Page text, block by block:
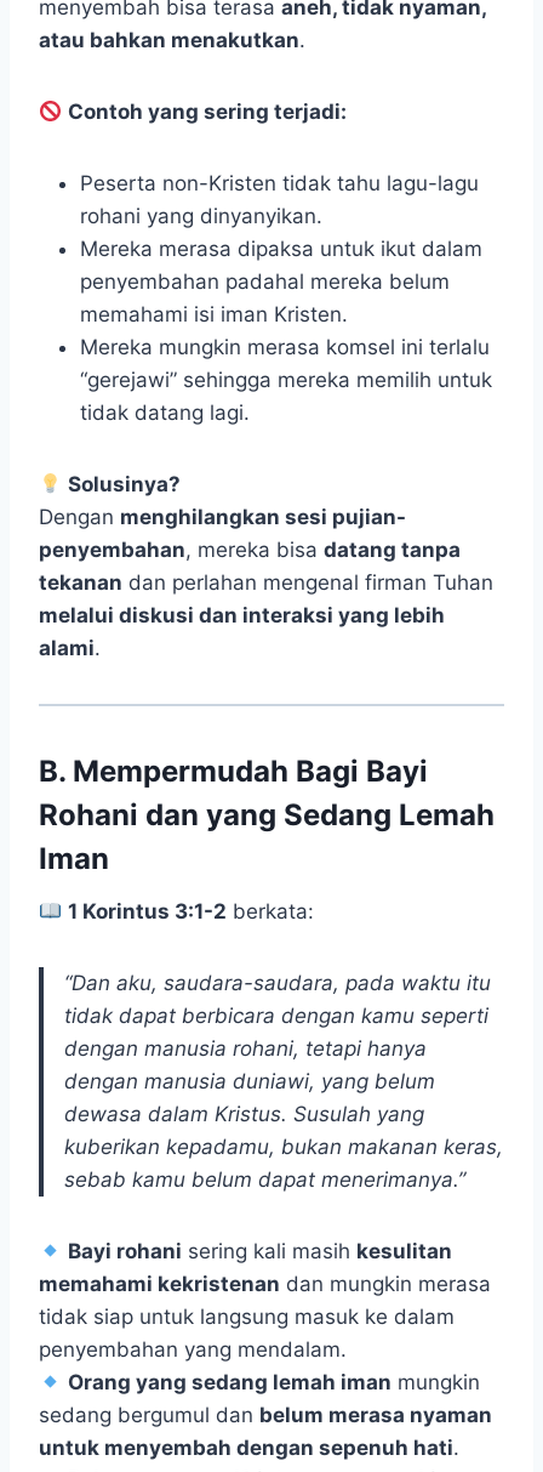
menyembah bisa terasa aneh, tidak nyaman,
atau bahkan menakutkan.
Contoh yang sering terjadi:
Peserta non-Kristen tidak tahu lagu-lagu
rohani yang dinyanyikan.
Mereka merasa dipaksa untuk ikut dalam
penyembahan padahal mereka belum
memahami isi iman Kristen.
Mereka mungkin merasa komsel ini terlalu
“gerejawi” sehingga mereka memilih untuk
tidak datang lagi.
Solusinya?
Dengan menghilangkan sesi pujian-
penyembahan, mereka bisa datang tanpa
tekanan dan perlahan mengenal firman Tuhan
melalui diskusi dan interaksi yang lebih
alami.
B. Mempermudah Bagi Bayi
Rohani dan yang Sedang Lemah
Iman
1 Korintus 3:1-2 berkata:
“Dan aku, saudara-saudara, pada waktu itu
tidak dapat berbicara dengan kamu seperti
dengan manusia rohani, tetapi hanya
dengan manusia duniawi, yang belum
dewasa dalam Kristus. Susulah yang
kuberikan kepadamu, bukan makanan keras,
sebab kamu belum dapat menerimanya.”
Bayi rohani sering kali masih kesulitan
memahami kekristenan dan mungkin merasa
tidak siap untuk langsung masuk ke dalam
penyembahan yang mendalam.
Orang yang sedang lemah iman mungkin
sedang bergumul dan belum merasa nyaman
untuk menyembah dengan sepenuh hati.